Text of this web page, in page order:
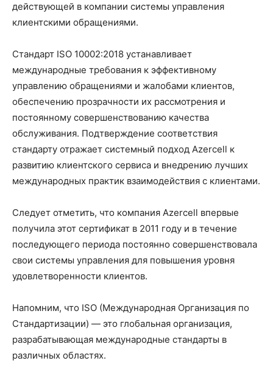
действующей в компании системы управления
клиентскими обращениями.
Стандарт ISO 10002:2018 устанавливает
международные требования к эффективному
управлению обращениями и жалобами клиентов,
обеспечению прозрачности их рассмотрения и
постоянному совершенствованию качества
обслуживания. Подтверждение соответствия
стандарту отражает системный подход Azercell к
развитию клиентского сервиса и внедрению лучших
международных практик взаимодействия с клиентами.
Следует отметить, что компания Azercell впервые
получила этот сертификат в 2011 году и в течение
последующего периода постоянно совершенствовала
свои системы управления для повышения уровня
удовлетворенности клиентов.
Напомним, что ISO (Международная Организация по
Стандартизации) — это глобальная организация,
разрабатывающая международные стандарты в
различных областях.